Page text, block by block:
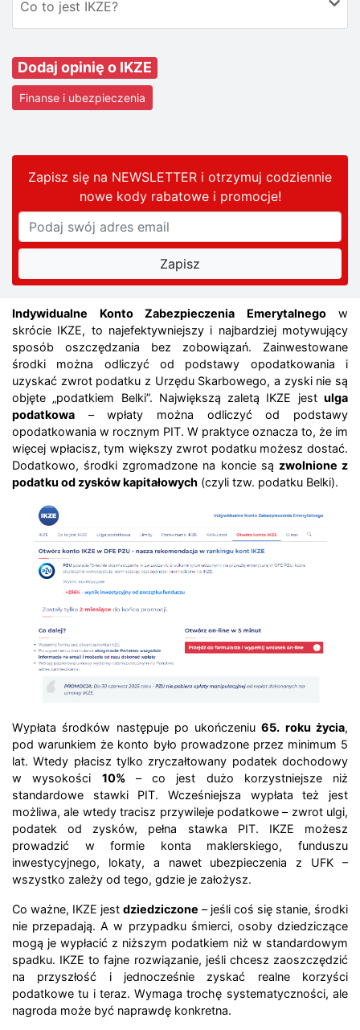
Co to jest IKZE?
Dodaj opinię o IKZE
Finanse i ubezpieczenia
Zapisz się na NEWSLETTER i otrzymuj codziennie
nowe kody rabatowei promocje!
Indywidualne Konto Zabezpieczenia Emerytalnegow
skrócie IKZE, to najefektywniejszy i najbardziej motywujący
sposób oszczędzania bez zobowiązań. Zainwestowane
środki można odliczyć od podstawy opodatkowania i
uzyskać zwrot podatku z Urzędu Skarbowego, a zyski nie są
objęte „podatkiem Belki”. Największą zaletą IKZE jestulga
podatkowa – wpłaty można odliczyć od podstawy
opodatkowania w rocznym PIT. W praktyce oznacza to, że im
więcej wpłacisz, tym większy zwrot podatku możesz dostać.
Dodatkowo, środki zgromadzone na koncie są zwolnione z
podatku od zysków kapitałowych (czyli tzw. podatku Belki).
Wypłata środków następuje po ukończeniu65. roku życia,
pod warunkiem że konto było prowadzone przez minimum 5
lat. Wtedy płacisz tylko zryczałtowany podatek dochodowy
w wysokości 10%– co jest dużo korzystniejsze niż
standardowe stawki PIT. Wcześniejsza wypłata też jest
możliwa, ale wtedy tracisz przywileje podatkowe – zwrot ulgi,
podatek od zysków, pełna stawka PIT. IKZE możesz
prowadzić w formie konta maklerskiego, funduszu
inwestycyjnego, lokaty, a nawet ubezpieczenia z UFK –
wszystko zależy od tego, gdzie je założysz.
Co ważne, IKZE jest dziedziczone – jeśli coś się stanie, środki
nie przepadają. A w przypadku śmierci, osoby dziedziczące
mogą je wypłacić z niższym podatkiem niż w standardowym
spadku. IKZE to fajne rozwiązanie, jeśli chcesz zaoszczędzić
na przyszłość i jednocześnie zyskać realne korzyści
podatkowe tu i teraz. Wymaga trochę systematyczności, ale
nagroda może być naprawdę konkretna.